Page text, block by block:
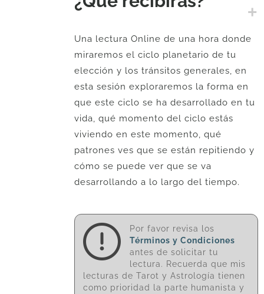
Una lectura Online de una hora donde
miraremos el ciclo planetario de tu
elección y los tránsitos generales, en
esta sesión exploraremos la forma en
que este ciclo se ha desarrollado en tu
vida, qué momento del ciclo estás
viviendo en este momento, qué
patrones ves que se están repitiendo y
cómo se puede ver que se va
desarrollando a lo largo del tiempo.
Por favor revisa los
Términos y Condiciones
antes de solicitar tu
lectura. Recuerda que mis
lecturas de Tarot y Astrología tienen
como prioridad la parte humanista y